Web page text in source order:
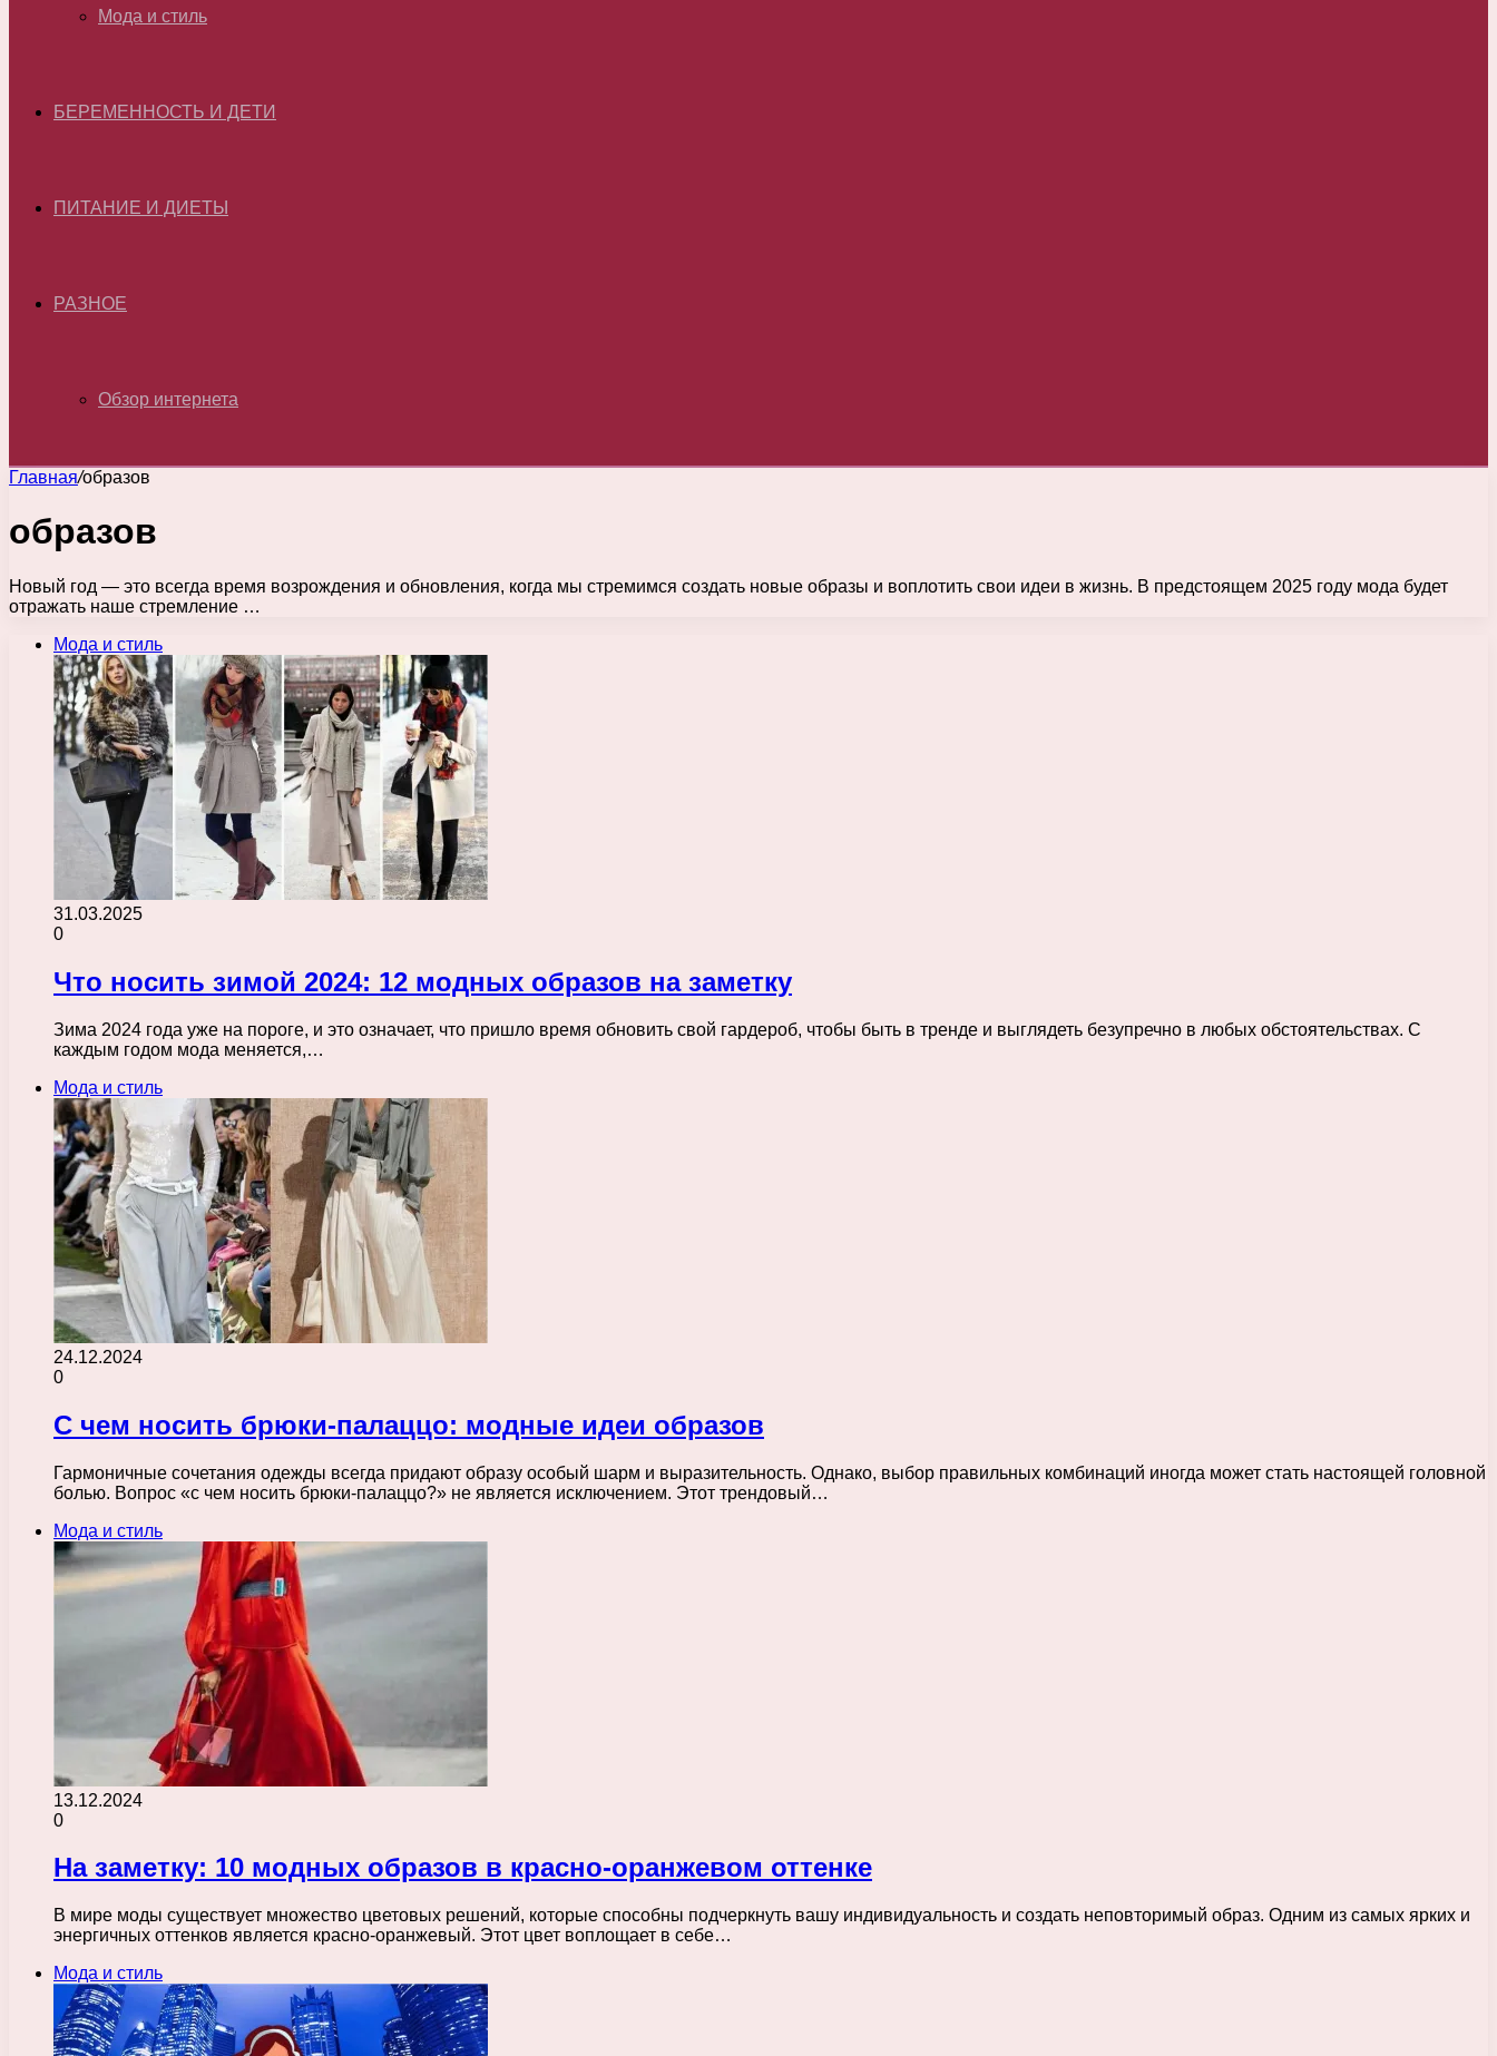
Мода и стиль
БЕРЕМЕННОСТЬ И ДЕТИ
ПИТАНИЕ И ДИЕТЫ
РАЗНОЕ
Обзор интернета
Главная/образов
образов
Новый год — это всегда время возрождения и обновления, когда мы стремимся создать новые образы и воплотить свои идеи в жизнь. В предстоящем 2025 году мода будет
отражать наше стремление …
Мода и стиль
31.03.2025
0
Что носить зимой 2024: 12 модных образов на заметку
Зима 2024 года уже на пороге, и это означает, что пришло время обновить свой гардероб, чтобы быть в тренде и выглядеть безупречно в любых обстоятельствах. С
каждым годом мода меняется,…
Мода и стиль
24.12.2024
0
С чем носить брюки-палаццо: модные идеи образов
Гармоничные сочетания одежды всегда придают образу особый шарм и выразительность. Однако, выбор правильных комбинаций иногда может стать настоящей головной
болью. Вопрос «с чем носить брюки-палаццо?» не является исключением. Этот трендовый…
Мода и стиль
13.12.2024
0
На заметку: 10 модных образов в красно-оранжевом оттенке
В мире моды существует множество цветовых решений, которые способны подчеркнуть вашу индивидуальность и создать неповторимый образ. Одним из самых ярких и
энергичных оттенков является красно-оранжевый. Этот цвет воплощает в себе…
Мода и стиль